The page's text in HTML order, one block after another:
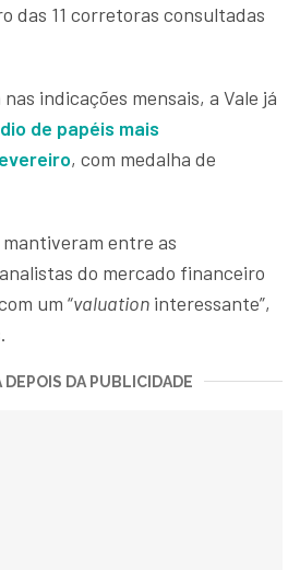
das 11 corretoras consultadas
indicações mensais, a Vale já
de papéis mais
, com medalha de
entre as
do mercado financeiro
um “valuation interessante”,
DA PUBLICIDADE